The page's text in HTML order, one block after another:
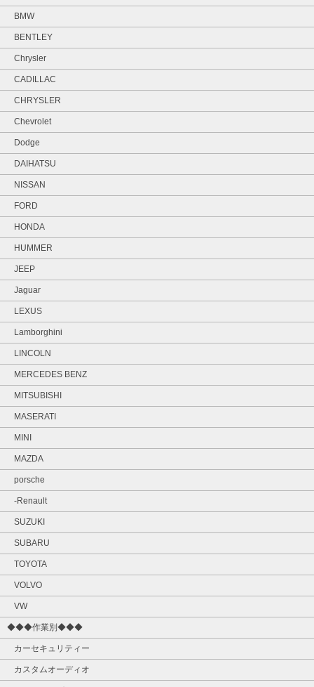
BMW
BENTLEY
Chrysler
CADILLAC
CHRYSLER
Chevrolet
Dodge
DAIHATSU
NISSAN
FORD
HONDA
HUMMER
JEEP
Jaguar
LEXUS
Lamborghini
LINCOLN
MERCEDES BENZ
MITSUBISHI
MASERATI
MINI
MAZDA
porsche
-Renault
SUZUKI
SUBARU
TOYOTA
VOLVO
VW
◆◆◆作業別◆◆◆
カーセキュリティー
カスタムオーディオ